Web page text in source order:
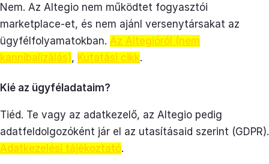
Nem. Az Altegio nem működtet fogyasztói
marketplace-et, és nem ajánl versenytársakat az
ügyfélfolyamatokban. Az Altegióról (nem
kannibalizálás), Kutatási cikk.
Kié az ügyféladataim?
Tiéd. Te vagy az adatkezelő, az Altegio pedig
adatfeldolgozóként jár el az utasításaid szerint (GDPR).
Adatkezelési tájékoztató.